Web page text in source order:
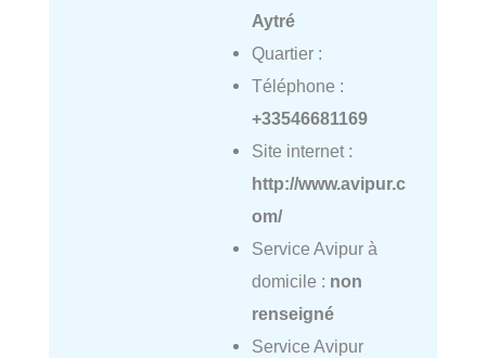
Aytré
Quartier :
Téléphone :
+33546681169
Site internet :
http://www.avipur.c
om/
Service Avipur à
domicile : non
renseigné
Service Avipur